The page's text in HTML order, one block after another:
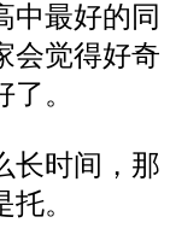
中最好的同
会觉得好奇
。
长时间，那
。